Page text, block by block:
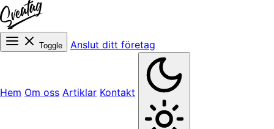
Toggle Anslut ditt företag
Hem Om oss Artiklar Kontakt